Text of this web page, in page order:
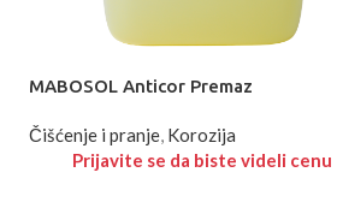
MABOSOL Anticor Premaz
Čišćenje i pranje, Korozija
Prijavite se da biste videli cenu